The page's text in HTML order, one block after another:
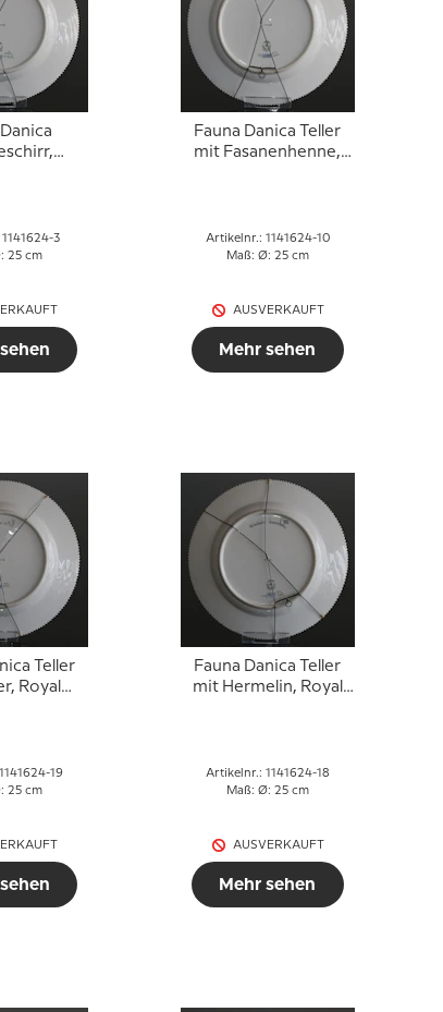
3
25 cm
Fauna Danica Teller
mit Fasanenhenne,
Artikelnr.: 1141624-10
Maß: Ø: 25 cm
AUSVERKAUFT
Mehr sehen
Teller
Royal
19
25 cm
Fauna Danica Teller
mit Hermelin, Royal
Artikelnr.: 1141624-18
Maß: Ø: 25 cm
AUSVERKAUFT
Mehr sehen